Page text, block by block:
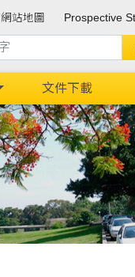
網站地圖 Prospective
文件下載